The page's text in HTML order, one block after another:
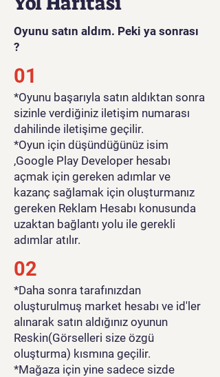
Oyunu satın aldım. Peki ya sonrası
?
01
*Oyunu başarıyla satın aldıktan sonra
sizinle verdiğiniz iletişim numarası
dahilinde iletişime geçilir.
*Oyun için düşündüğünüz isim
,Google Play Developer hesabı
açmak için gereken adımlar ve
kazanç sağlamak için oluşturmanız
gereken Reklam Hesabı konusunda
uzaktan bağlantı yolu ile gerekli
adımlar atılır.
02
*Daha sonra tarafınızdan
oluşturulmuş market hesabı ve id'ler
alınarak satın aldığınız oyunun
Reskin(Görselleri size özgü
oluşturma) kısmına geçilir.
*Mağaza için yine sadece sizde